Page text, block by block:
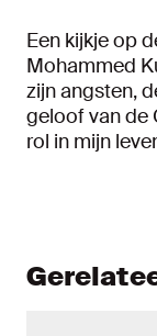
Een kijkje op
Mohammed
zijn angsten,
geloof van de
rol in mijn